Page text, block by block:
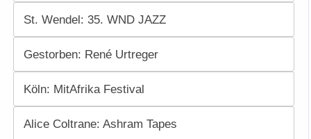
St. Wendel: 35. WND JAZZ
Gestorben: René Urtreger
Köln: MitAfrika Festival
Alice Coltrane: Ashram Tapes